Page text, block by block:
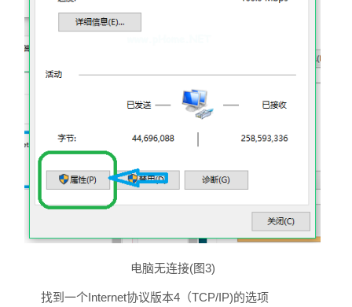
电脑无连接(图3)
找到一个Internet协议版本4（TCP/IP)的选项